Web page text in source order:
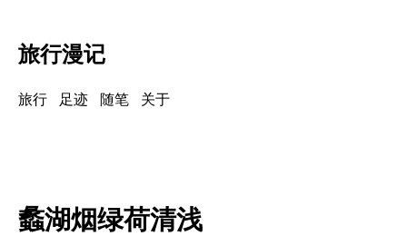
旅行漫记
旅行 足迹 随笔 关于
蠡湖烟绿荷清浅